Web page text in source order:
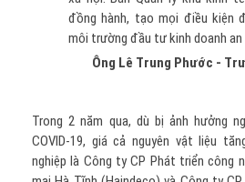
đồng hành, tạo mọi điều kiện
môi trường đầu tư kinh doanh
Ông Lê Trung Phước -
Trong 2 năm qua, dù bị ảnh hưởng
COVID-19, giá cả nguyên vật liệu
nghiệp là Công ty CP Phát triển công